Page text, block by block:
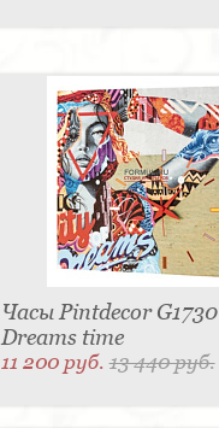
Часы Pintdecor G1730
Dreams time
11 200 руб.13 440 руб.